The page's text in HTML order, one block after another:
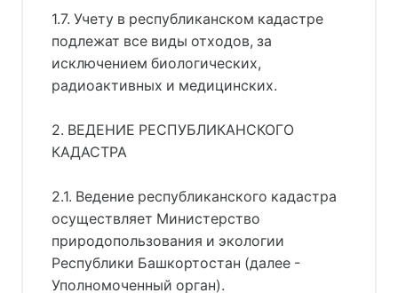
1.7. Учету в республиканском кадастре
подлежат все виды отходов, за
исключением биологических,
радиоактивных и медицинских.
2. ВЕДЕНИЕ РЕСПУБЛИКАНСКОГО
КАДАСТРА
2.1. Ведение республиканского кадастра
осуществляет Министерство
природопользования и экологии
Республики Башкортостан (далее -
Уполномоченный орган).